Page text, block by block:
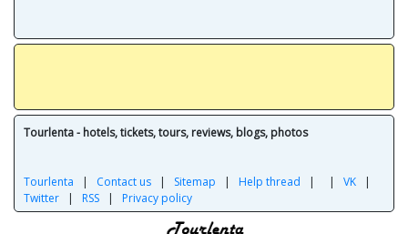
Tourlenta - hotels, tickets, tours, reviews, blogs, photos
Tourlenta | Contact us | Sitemap | Help thread | | VK |
Twitter | RSS | Privacy policy